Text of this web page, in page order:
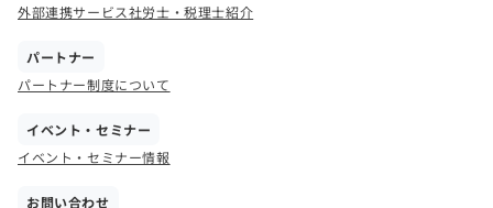
外部連携サービス社労士・税理士紹介
パートナー
パートナー制度について
イベント・セミナー
イベント・セミナー情報
お問い合わせ